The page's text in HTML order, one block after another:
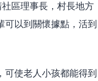
區理事長，村長地方
以到關懷據點，活到
使老人小孩都能得到